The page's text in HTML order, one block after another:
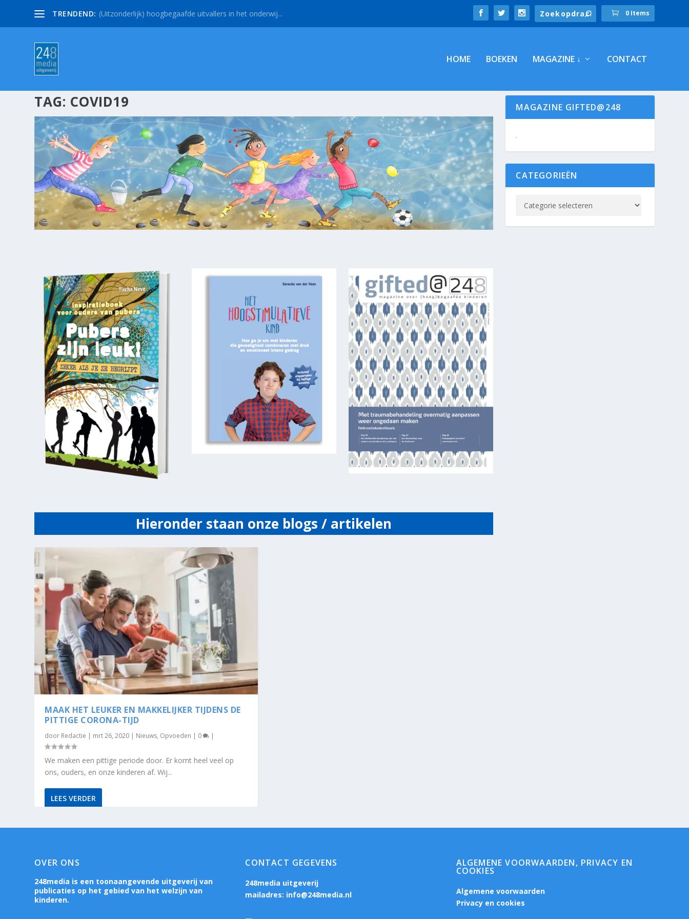
TRENDEND: (Uitzonderlijk) hoogbegaafde uitvallers in het onderwij... 0 Items
HOME BOEKEN MAGAZINE ↓ CONTACT
TAG: COVID19
Hieronder staan onze blogs / artikelen
MAAK HET LEUKER EN MAKKELIJKER TIJDENS DE
PITTIGE CORONA-TIJD
door Redactie | mrt 26, 2020 | Nieuws, Opvoeden | 0 |
We maken een pittige periode door. Er komt heel veel op
ons, ouders, en onze kinderen af. Wij...
LEES VERDER
MAGAZINE GIFTED@248
.
CATEGORIEËN
OVER ONS
248media is een toonaangevende uitgeverij van
publicaties op het gebied van het welzijn van
kinderen.
CONTACT GEGEVENS
248media uitgeverij
mailadres: info@248media.nl
ALGEMENE VOORWAARDEN, PRIVACY EN
COOKIES
Algemene voorwaarden
Privacy en cookies